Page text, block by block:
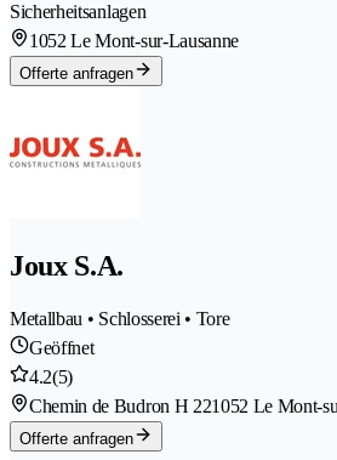
Sicherheitsanlagen
1052 Le Mont-sur-Lausanne
Offerte anfragen
Joux S.A.
Metallbau • Schlosserei • Tore
Geöffnet
4.2(5)
Chemin de Budron H 221052 Le Mont-
Offerte anfragen